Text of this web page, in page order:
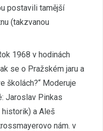
postavili tamější
(takzvanou
1968 v hodinách
se o Pražském jaru a
školách?“ Moderuje
Jaroslav Pinkas
a Aleš
nám. v